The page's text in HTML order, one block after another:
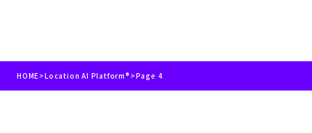
HOME>Location AI Platform® >Page 4